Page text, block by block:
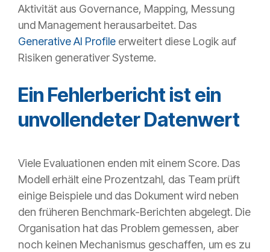
Aktivität aus Governance, Mapping, Messung
und Management herausarbeitet. Das
Generative AI Profile erweitert diese Logik auf
Risiken generativer Systeme.
Ein Fehlerbericht ist ein
unvollendeter Datenwert
Viele Evaluationen enden mit einem Score. Das
Modell erhält eine Prozentzahl, das Team prüft
einige Beispiele und das Dokument wird neben
den früheren Benchmark-Berichten abgelegt. Die
Organisation hat das Problem gemessen, aber
noch keinen Mechanismus geschaffen, um es zu